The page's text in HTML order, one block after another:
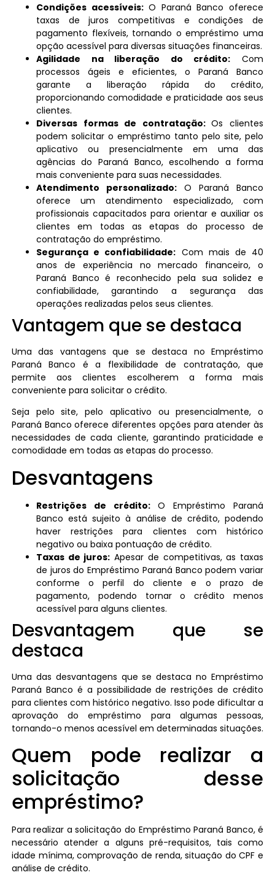
Condições acessíveis:O Paraná Banco oferece
taxas de juros competitivas e condições de
pagamento flexíveis, tornando o empréstimo uma
opção acessível para diversas situações financeiras.
Agilidade na liberação do crédito: Com
processos ágeis e eficientes, o Paraná Banco
garante a liberação rápida do crédito,
proporcionando comodidade e praticidade aos seus
clientes.
Diversas formas de contratação:Os clientes
podem solicitar o empréstimo tanto pelo site, pelo
aplicativo ou presencialmente em uma das
agências do Paraná Banco, escolhendo a forma
mais conveniente para suas necessidades.
Atendimento personalizado:O Paraná Banco
oferece um atendimento especializado, com
profissionais capacitados para orientar e auxiliar os
clientes em todas as etapas do processo de
contratação do empréstimo.
Segurança e confiabilidade: Com mais de 40
anos de experiência no mercado financeiro, o
Paraná Banco é reconhecido pela sua solidez e
confiabilidade, garantindo a segurança das
operações realizadas pelos seus clientes.
Vantagem que se destaca
Uma das vantagens que se destaca no Empréstimo
Paraná Banco é a flexibilidade de contratação, que
permite aos clientes escolherem a forma mais
conveniente para solicitar o crédito.
Seja pelo site, pelo aplicativo ou presencialmente, o
Paraná Banco oferece diferentes opções para atender às
necessidades de cada cliente, garantindo praticidade e
comodidade em todas as etapas do processo.
Desvantagens
Restrições de crédito:O Empréstimo Paraná
Banco está sujeito à análise de crédito, podendo
haver restrições para clientes com histórico
negativo ou baixa pontuação de crédito.
Taxas de juros: Apesar de competitivas, as taxas
de juros do Empréstimo Paraná Banco podem variar
conforme o perfil do cliente e o prazo de
pagamento, podendo tornar o crédito menos
acessível para alguns clientes.
Desvantagem que se
destaca
Uma das desvantagens que se destaca no Empréstimo
Paraná Banco é a possibilidade de restrições de crédito
para clientes com histórico negativo. Isso pode dificultar a
aprovação do empréstimo para algumas pessoas,
tornando-o menos acessível em determinadas situações.
Quem pode realizar a
solicitação desse
empréstimo?
Para realizar a solicitação do Empréstimo Paraná Banco, é
necessário atender a alguns pré-requisitos, tais como
idade mínima, comprovação de renda, situação do CPF e
análise de crédito.